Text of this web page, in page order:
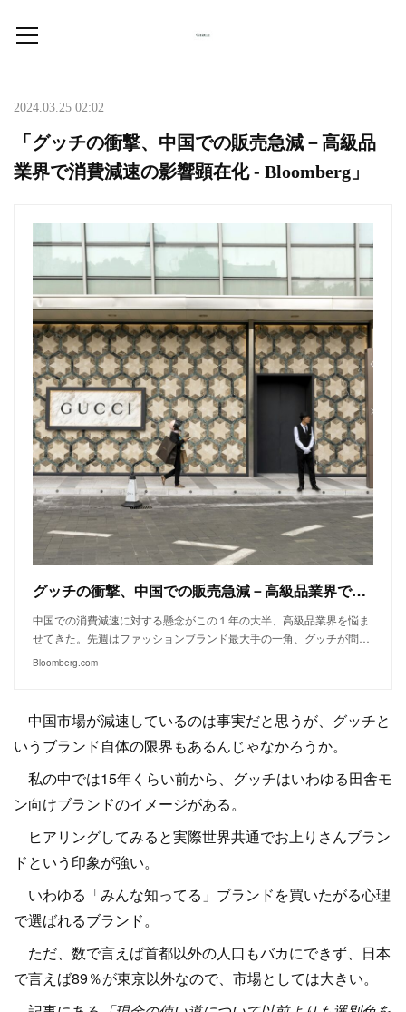
2024.03.25 02:02
「グッチの衝撃、中国での販売急減－高級品
業界で消費減速の影響顕在化 - Bloomberg」
グッチの衝撃、中国での販売急減－高級品業界で消費減速の影響顕在化
中国での消費減速に対する懸念がこの１年の大半、高級品業界を悩ま
せてきた。先週はファッションブランド最大手の一角、グッチが問…
Bloomberg.com
中国市場が減速しているのは事実だと思うが、グッチと
いうブランド自体の限界もあるんじゃなかろうか。
私の中では15年くらい前から、グッチはいわゆる田舎モ
ン向けブランドのイメージがある。
ヒアリングしてみると実際世界共通でお上りさんブラン
ドという印象が強い。
いわゆる「みんな知ってる」ブランドを買いたがる心理
で選ばれるブランド。
ただ、数で言えば首都以外の人口もバカにできず、日本
で言えば89％が東京以外なので、市場としては大きい。